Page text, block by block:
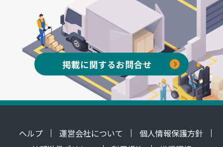
掲載に関するお問合せ
ヘルプ 運営会社について
個人情報保護方針